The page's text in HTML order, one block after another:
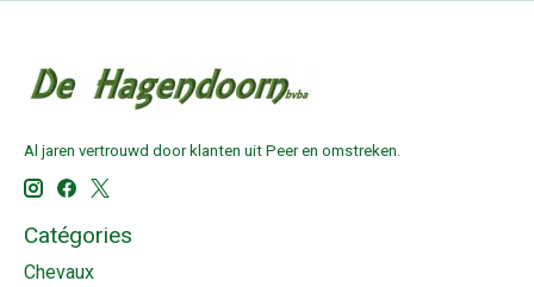
Al jaren vertrouwd door klanten uit Peer en omstreken.
Catégories
Chevaux